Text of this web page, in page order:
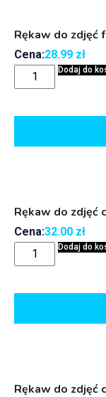
Rękaw do zdjęć
Cena:28.99 zł
Dodaj do
Rękaw do zdjęć
Cena:32.00 zł
Dodaj do
Rękaw do zdjęć